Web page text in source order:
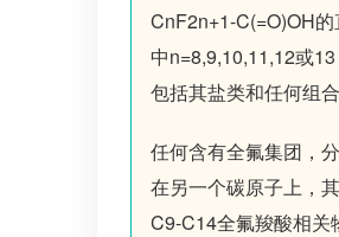
CnF2n+1-C(=O)OH
中n=8,9,10,11,12或
包括其盐类和任何组合
任何含有全氟集团，
在另一个碳原子上，
C9-C14全氟羧酸相关